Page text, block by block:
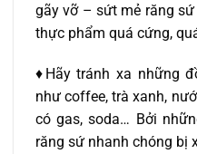
gãy vỡ – sứt mẻ răng
thực phẩm quá cứng,
♦Hãy tránh xa những
như coffee, trà xanh,
có gas, soda… Bởi
răng sứ nhanh chóng bị